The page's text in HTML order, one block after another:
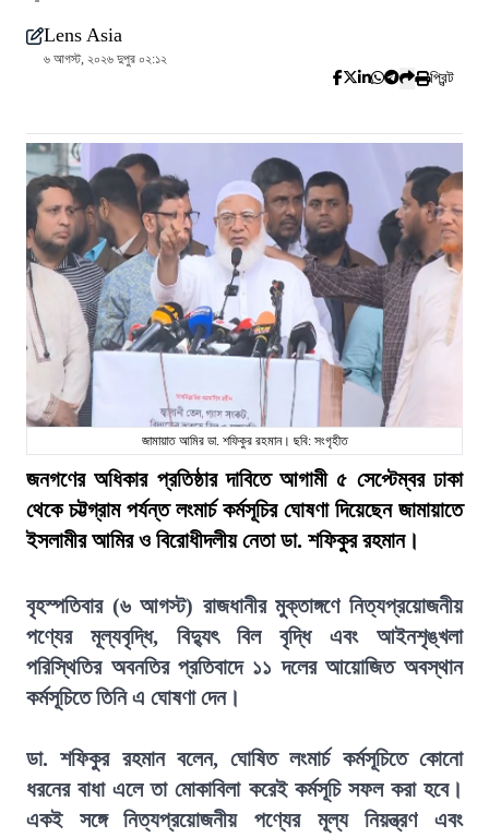
Lens Asia
৬ আগস্ট, ২০২৬ দুপুর ০২:১২
প্রিন্ট
জামায়াত আমির ডা. শফিকুর রহমান। ছবি: সংগৃহীত
জনগণের অধিকার প্রতিষ্ঠার দাবিতে আগামী ৫ সেপ্টেম্বর ঢাকা
থেকে চট্টগ্রাম পর্যন্ত লংমার্চ কর্মসূচির ঘোষণা দিয়েছেন জামায়াতে
ইসলামীর আমির ও বিরোধীদলীয় নেতা ডা. শফিকুর রহমান।
বৃহস্পতিবার (৬ আগস্ট) রাজধানীর মুক্তাঙ্গণে নিত্যপ্রয়োজনীয়
পণ্যের মূল্যবৃদ্ধি, বিদ্যুৎ বিল বৃদ্ধি এবং আইনশৃঙ্খলা
পরিস্থিতির অবনতির প্রতিবাদে ১১ দলের আয়োজিত অবস্থান
কর্মসূচিতে তিনি এ ঘোষণা দেন।
ডা. শফিকুর রহমান বলেন, ঘোষিত লংমার্চ কর্মসূচিতে কোনো
ধরনের বাধা এলে তা মোকাবিলা করেই কর্মসূচি সফল করা হবে।
একই সঙ্গে নিত্যপ্রয়োজনীয় পণ্যের মূল্য নিয়ন্ত্রণ এবং